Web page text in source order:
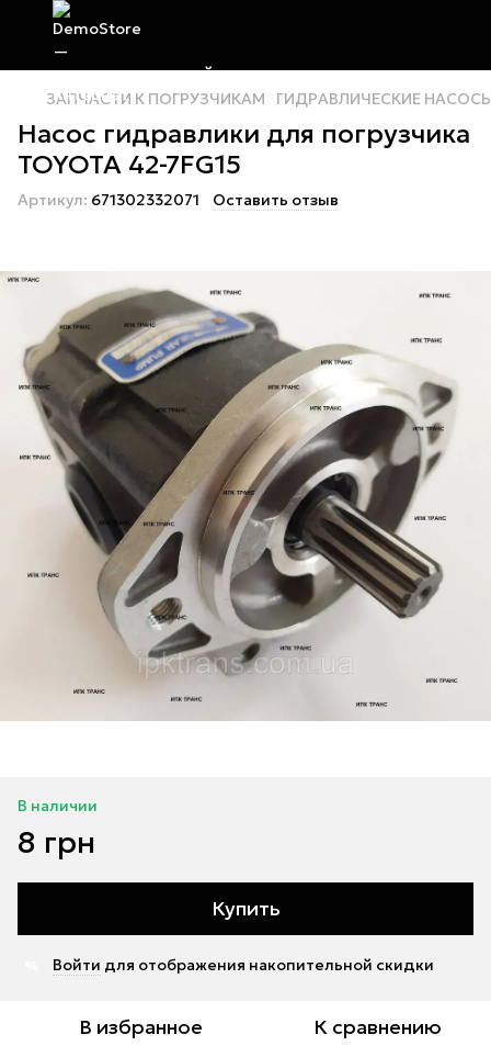
ЗАПЧАСТИ К ПОГРУЗЧИКАМ ГИДРАВЛИЧЕСКИЕ
Насос гидравлики для погрузчика
TOYOTA 42-7FG15
Артикул: 671302332071 Оставить отзыв
В наличии
8 грн
Купить
Войти для отображения накопительной скидки
В избранное К сравнению